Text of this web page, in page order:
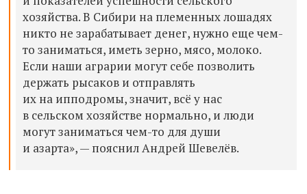
хозяйства. В Сибири на племенных лошадях
никто не зарабатывает денег, нужно еще чем-
то заниматься, иметь зерно, мясо, молоко.
Если наши аграрии могут себе позволить
держать рысаков и отправлять
их на ипподромы, значит, всё у нас
в сельском хозяйстве нормально, и люди
могут заниматься чем-то для души
и азарта», — пояснил Андрей Шевелёв.